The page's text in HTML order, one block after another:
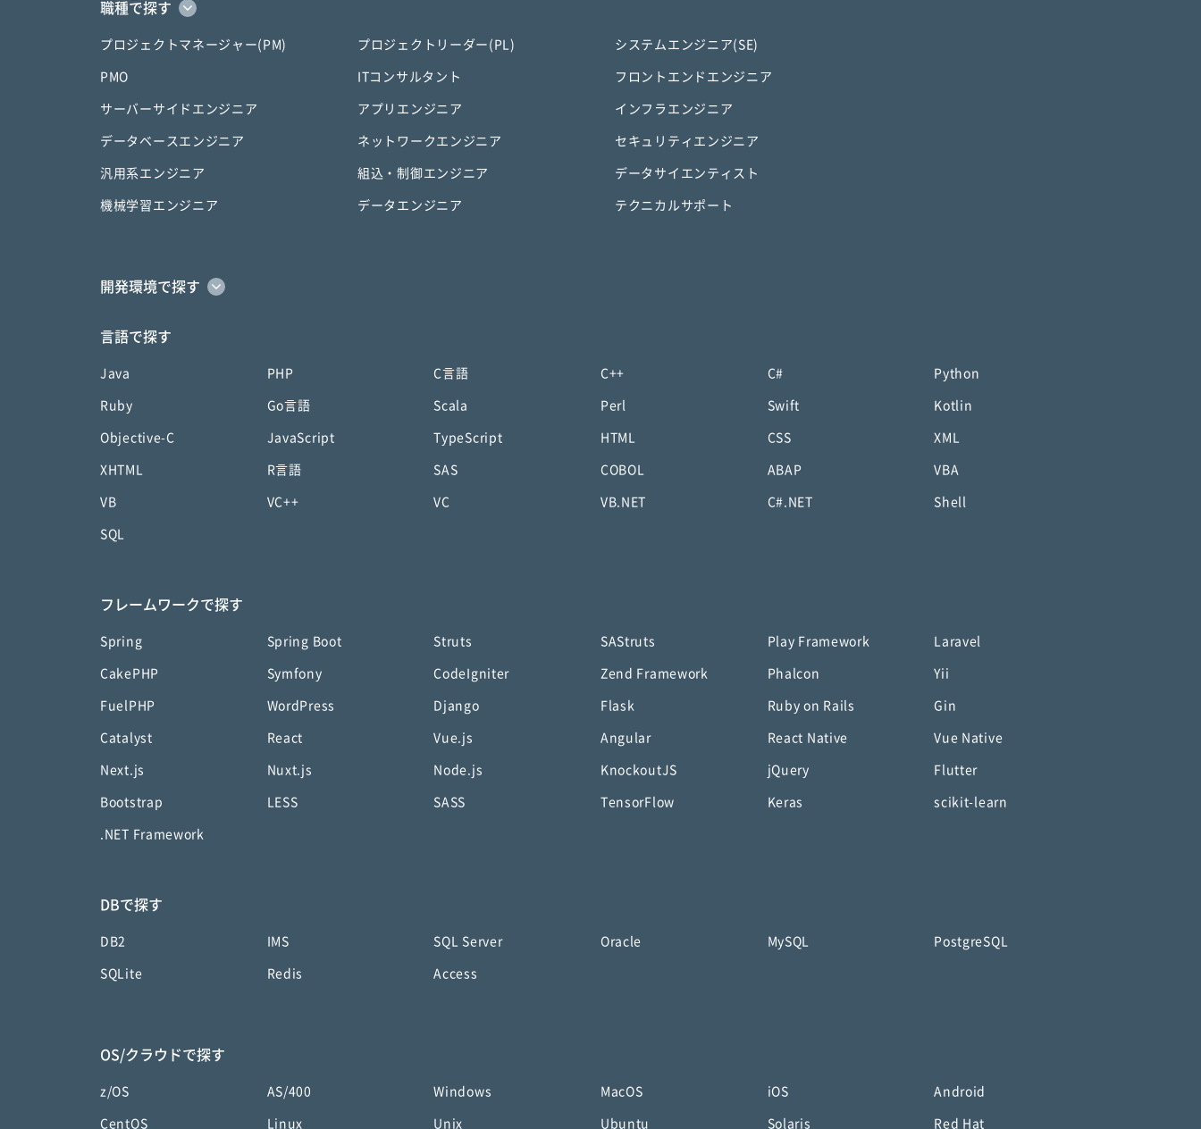
職種で探す
プロジェクトマネージャー(PM) プロジェクトリーダー(PL) システムエンジニア(SE)
PMO ITコンサルタント フロントエンドエンジニア
サーバーサイドエンジニア アプリエンジニア インフラエンジニア
データベースエンジニア ネットワークエンジニア セキュリティエンジニア
汎用系エンジニア 組込・制御エンジニア データサイエンティスト
機械学習エンジニア データエンジニア テクニカルサポート
開発環境で探す
言語で探す
Java PHP C言語 C++ C# Python
Ruby Go言語 Scala Perl Swift Kotlin
Objective-C JavaScript TypeScript HTML CSS XML
XHTML R言語 SAS COBOL ABAP VBA
VB VC++ VC VB.NET C#.NET Shell
SQL
フレームワークで探す
Spring Spring Boot Struts SAStruts Play Framework Laravel
CakePHP Symfony CodeIgniter Zend Framework Phalcon Yii
FuelPHP WordPress Django Flask Ruby on Rails Gin
Catalyst React Vue.js Angular React Native Vue Native
Next.js Nuxt.js Node.js KnockoutJS jQuery Flutter
Bootstrap LESS SASS TensorFlow Keras scikit-learn
.NET Framework
DBで探す
DB2 IMS SQL Server Oracle MySQL PostgreSQL
SQLite Redis Access
OS/クラウドで探す
z/OS AS/400 Windows MacOS iOS Android
CentOS Linux Unix Ubuntu Solaris Red Hat